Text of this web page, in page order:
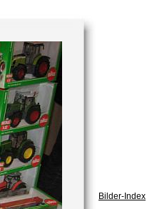
Bilder-Index